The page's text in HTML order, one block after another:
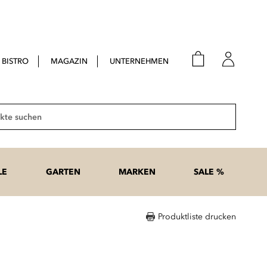
BISTRO MAGAZIN UNTERNEHMEN
Suche
GARTEN MARKEN SALE %
Produktliste drucken